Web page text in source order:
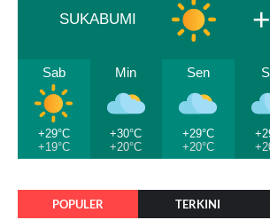
SUKABUMI
Sab
+29°C
+19°C
Min
+30°C
+20°C
Sen
+29°C
+20°C
POPULER TERKINI